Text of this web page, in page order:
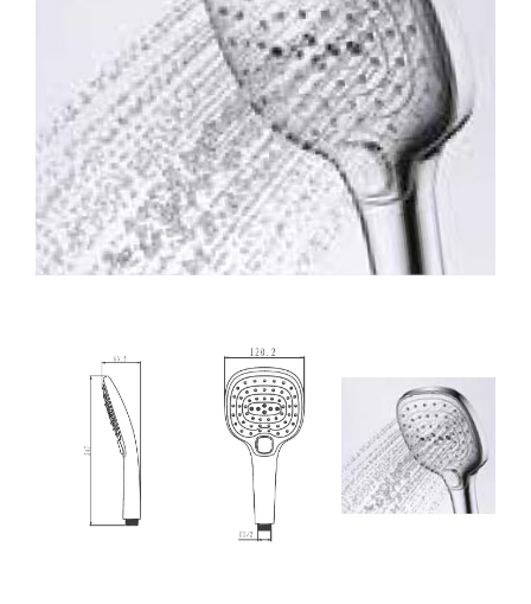
32. מערכת רחצה פלאנט ניקל לבן
33. מערכת רחצה פלאנט ניקל
34. מערכת רחצה פלאנט ניקל ולבן
35. מערכת רחצה נוגה ניקל
36. מערכת רחצה מון ניקל ולבן
37. מערכת רחצה סאן ניקל ולבן
38. מערכת רחצה גרין ניקל
39. מזלף רחצה אוליבר